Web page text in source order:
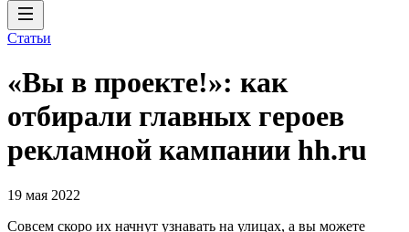
Статьи
«Вы в проекте!»: как
отбирали главных героев
рекламной кампании hh.ru
19 мая 2022
Совсем скоро их начнут узнавать на улицах, а вы можете